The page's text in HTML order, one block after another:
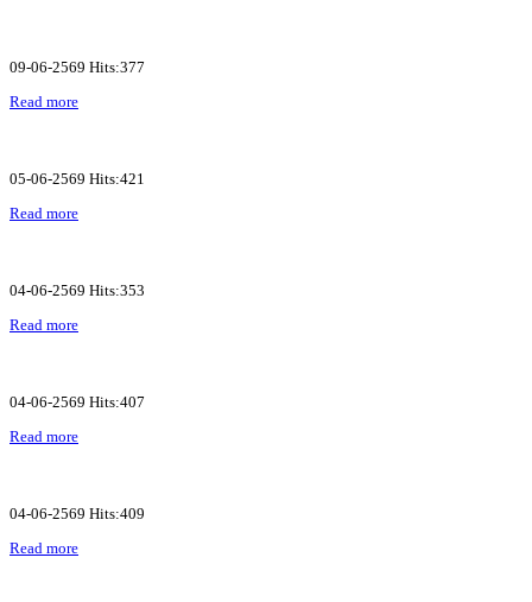
09-06-2569 Hits:377
Read more
05-06-2569 Hits:421
Read more
04-06-2569 Hits:353
Read more
04-06-2569 Hits:407
Read more
04-06-2569 Hits:409
Read more